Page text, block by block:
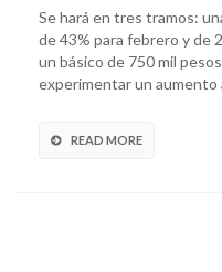
Se hará en tres tramos:
de 43% para febrero y de
un básico de 750 mil
experimentar un aumento
READ MORE